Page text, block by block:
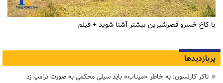
با کاخ خسرو قصرشیرین بیشتر آشنا شوید + فیلم
پربازدیدها
تاکر کارلسون: به خاطر «میناب» باید سیلی محکمی به صورت ترامپ زد